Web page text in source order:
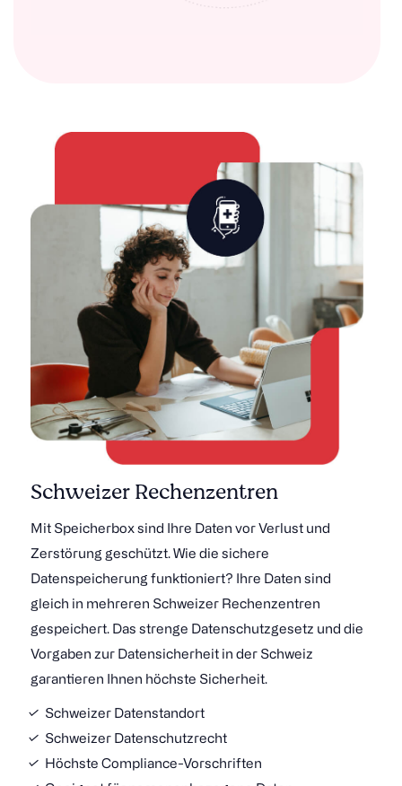
Schweizer Rechenzentren
Mit Speicherbox sind Ihre Daten vor Verlust und
Zerstörung geschützt. Wie die sichere
Datenspeicherung funktioniert? Ihre Daten sind
gleich in mehreren Schweizer Rechenzentren
gespeichert. Das strenge Datenschutzgesetz und die
Vorgaben zur Datensicherheit in der Schweiz
garantieren Ihnen höchste Sicherheit.
Schweizer Datenstandort
Schweizer Datenschutzrecht
Höchste Compliance-Vorschriften